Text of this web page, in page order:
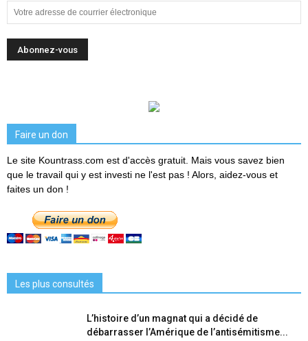
Faire un don
Le site Kountrass.com est d'accès gratuit. Mais vous savez bien
que le travail qui y est investi ne l'est pas ! Alors, aidez-vous et
faites un don !
Les plus consultés
L’histoire d’un magnat qui a décidé de
débarrasser l’Amérique de l’antisémitisme...